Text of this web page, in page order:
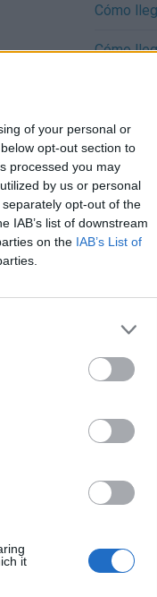
of your personal or
opt-out section to
processed you may
by us or personal
opt-out of the
IAB’s list of downstream
on the IAB’s List of
it
y
Realizar
Cómo
Cómo